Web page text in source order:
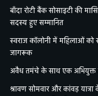
बाँदा रोटी बैंक सोसाइटी की
सदस्य हुए सम्मानित
स्वराज कॉलोनी में महिलाओं को
जागरूक
अवैध तमंचे के साथ एक अभियुक्त
श्रावण सोमवार और कांवड़ यात्रा